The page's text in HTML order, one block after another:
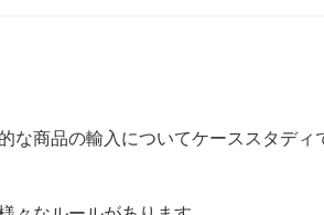
な商品の輸入についてケーススタディ